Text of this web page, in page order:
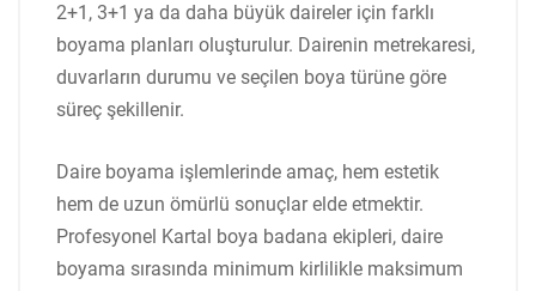
2+1, 3+1 ya da daha büyük daireler için farklı
boyama planları oluşturulur. Dairenin metrekaresi,
duvarların durumu ve seçilen boya türüne göre
süreç şekillenir.
Daire boyama işlemlerinde amaç, hem estetik
hem de uzun ömürlü sonuçlar elde etmektir.
Profesyonel Kartal boya badana ekipleri, daire
boyama sırasında minimum kirlilikle maksimum